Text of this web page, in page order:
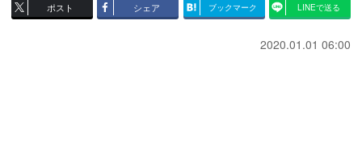
ポスト シェア ブックマーク LINEで送る
2020.01.01 06:00